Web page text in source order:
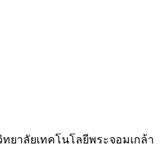
าลัยเทคโนโลยีพระจอมเกล้า